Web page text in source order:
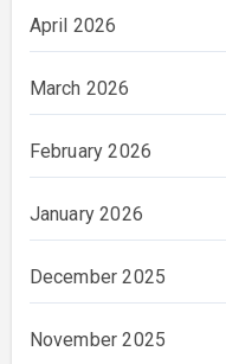
April 2026
March 2026
February 2026
January 2026
December 2025
November 2025